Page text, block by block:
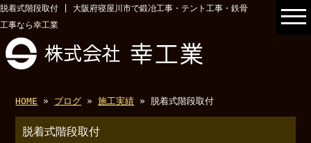
脱着式階段取付 | 大阪府寝屋川市で鍛冶工事・テント工事・鉄骨
工事なら幸工業
HOME » ブログ »施工実績 » 脱着式階段取付
脱着式階段取付